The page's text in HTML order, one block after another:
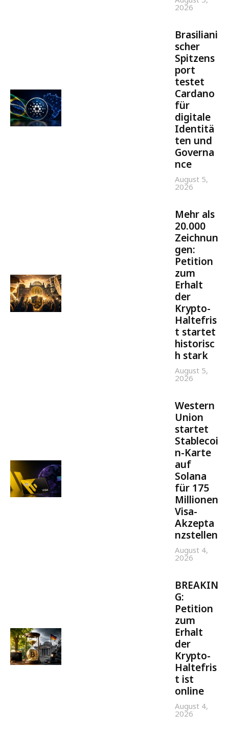
2026
Brasiliani
scher
Spitzens
port
testet
Cardano
für
digitale
Identitä
ten und
Governa
nce
August 5,
2026
Mehr als
20.000
Zeichnun
gen:
Petition
zum
Erhalt
der
Krypto-
Haltefris
t startet
historisc
h stark
August 5,
2026
Western
Union
startet
Stablecoi
n-Karte
auf
Solana
für 175
Millionen
Visa-
Akzepta
nzstellen
August 4,
2026
BREAKIN
G:
Petition
zum
Erhalt
der
Krypto-
Haltefris
t ist
online
August 4,
2026